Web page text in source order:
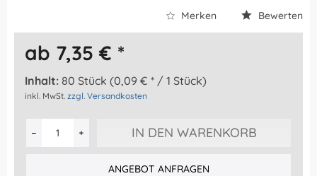
Merken Bewerten
ab 7,35 € *
Inhalt: 80 Stück (0,09 € * / 1 Stück)
inkl. MwSt. zzgl. Versandkosten
IN DEN WARENKORB
ANGEBOT ANFRAGEN